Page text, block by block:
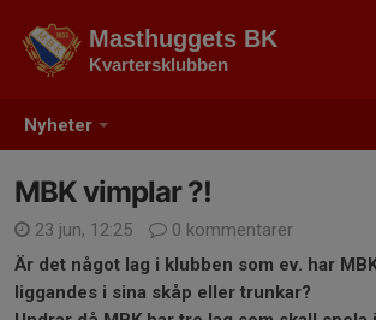
Nyheter
Masthuggets BK
Kvartersklubben
MBK vimplar ?!
23 jun, 12:25
0 kommentarer
Är det något lag i klubben som ev. har
liggandes i sina skåp eller trunkar?